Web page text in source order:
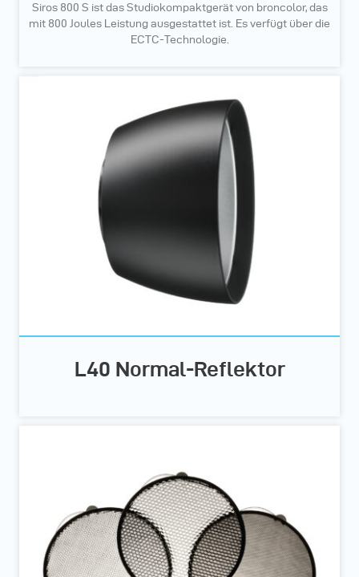
Siros 800 S ist das Studiokompaktgerät von broncolor, das
mit 800 Joules Leistung ausgestattet ist. Es verfügt über die
ECTC-Technologie.
L40 Normal-Reflektor